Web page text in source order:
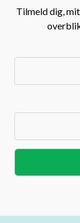
Tilmeld dig,